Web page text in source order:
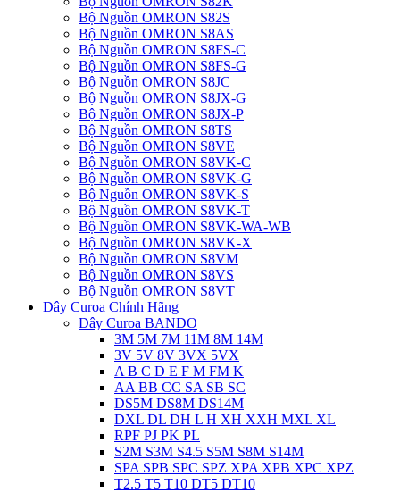
Bộ Nguồn OMRON S82S
Bộ Nguồn OMRON S8AS
Bộ Nguồn OMRON S8FS-C
Bộ Nguồn OMRON S8FS-G
Bộ Nguồn OMRON S8JC
Bộ Nguồn OMRON S8JX-G
Bộ Nguồn OMRON S8JX-P
Bộ Nguồn OMRON S8TS
Bộ Nguồn OMRON S8VE
Bộ Nguồn OMRON S8VK-C
Bộ Nguồn OMRON S8VK-G
Bộ Nguồn OMRON S8VK-S
Bộ Nguồn OMRON S8VK-T
Bộ Nguồn OMRON S8VK-WA-WB
Bộ Nguồn OMRON S8VK-X
Bộ Nguồn OMRON S8VM
Bộ Nguồn OMRON S8VS
Bộ Nguồn OMRON S8VT
Dây Curoa Chính Hãng
Dây Curoa BANDO
3M 5M 7M 11M 8M 14M
3V 5V 8V 3VX 5VX
A B C D E F M FM K
AA BB CC SA SB SC
DS5M DS8M DS14M
DXL DL DH L H XH XXH MXL XL
RPF PJ PK PL
S2M S3M S4.5 S5M S8M S14M
SPA SPB SPC SPZ XPA XPB XPC XPZ
T2.5 T5 T10 DT5 DT10